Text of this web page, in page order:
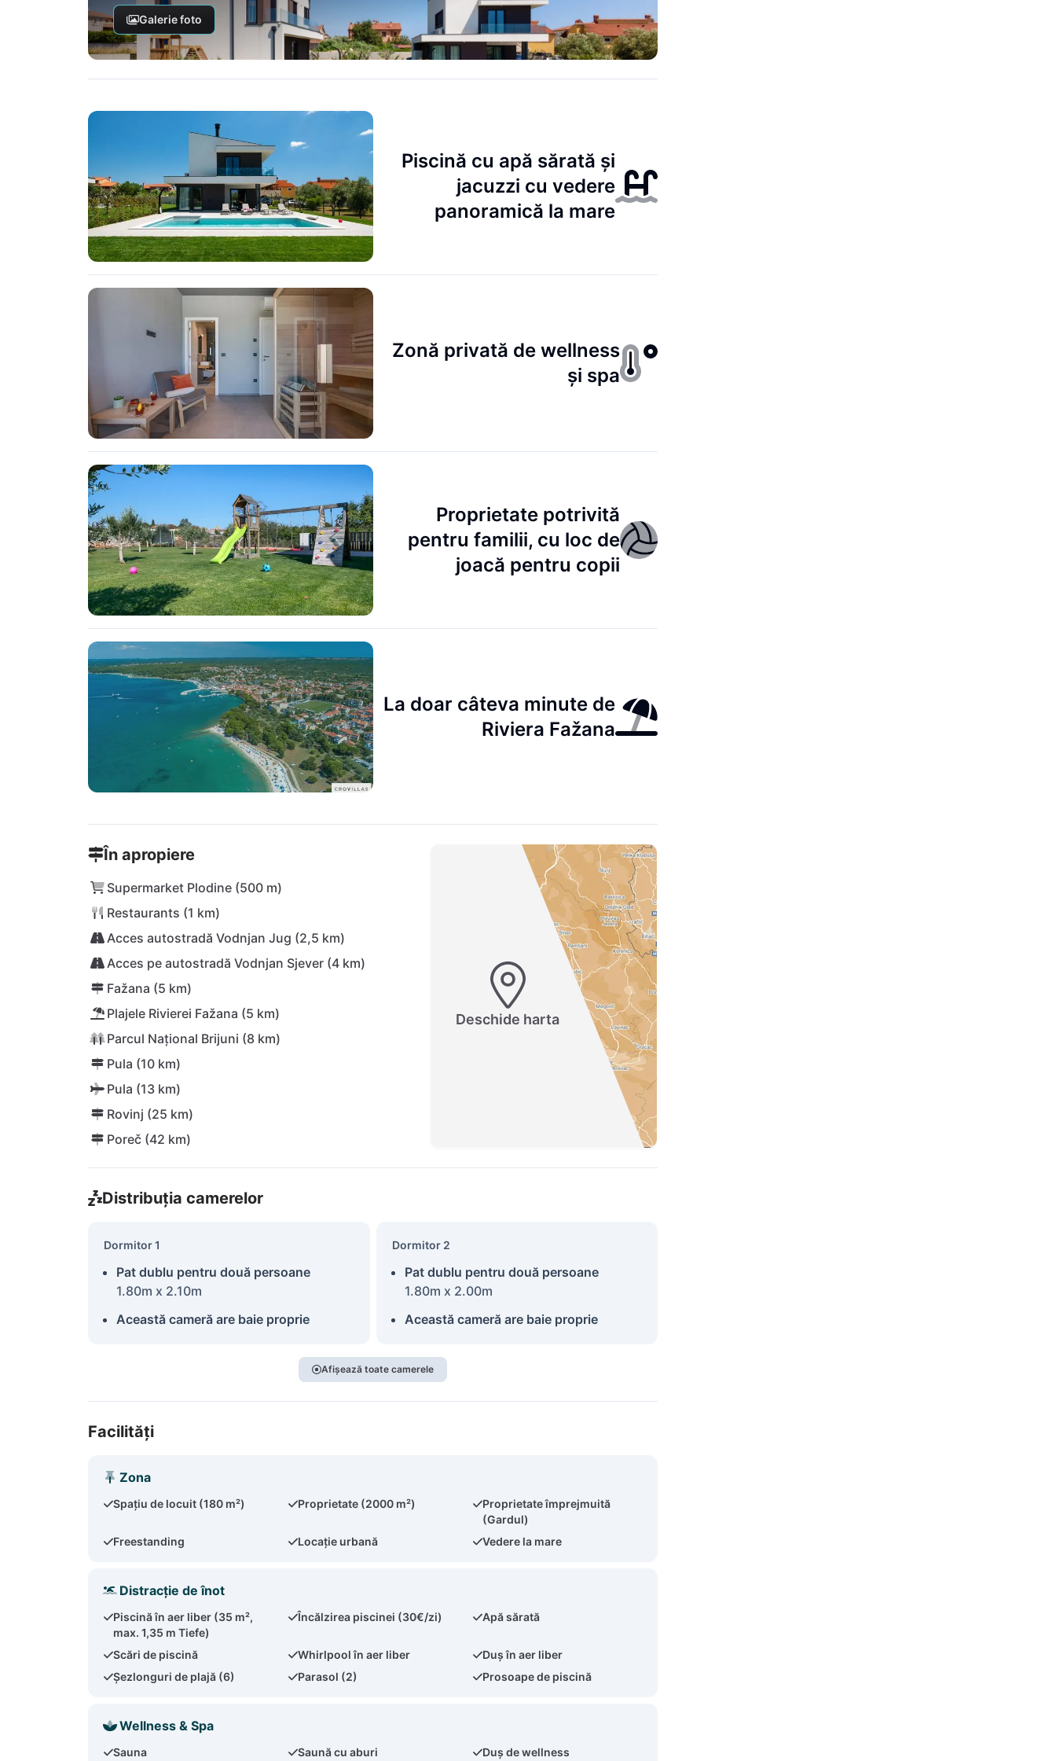
Galerie foto
Piscină cu apă sărată și
jacuzzi cu vedere
panoramică la mare
Zonă privată de wellness
și spa
Proprietate potrivită
pentru familii, cu loc de
joacă pentru copii
La doar câteva minute de
Riviera Fažana
În apropiere
Supermarket Plodine (500 m)
Restaurants (1 km)
Acces autostradă Vodnjan Jug (2,5 km)
Acces pe autostradă Vodnjan Sjever (4 km)
Fažana (5 km)
Plajele Rivierei Fažana (5 km)
Parcul Național Brijuni (8 km)
Pula (10 km)
Pula (13 km)
Rovinj (25 km)
Poreč (42 km)
Deschide harta
Distribuția camerelor
Dormitor 1
Pat dublu pentru două persoane
1.80m x 2.10m
Această cameră are baie proprie
Dormitor 2
Pat dublu pentru două persoane
1.80m x 2.00m
Această cameră are baie proprie
Afișează toate camerele
Facilități
Zona
Spațiu de locuit (180 m²) Proprietate (2000 m²)
Proprietate împrejmuită
(Gardul)
Freestanding
Locație urbană Vedere la mare
Distracție de înot
Piscină în aer liber (35 m²,
max. 1,35 m Tiefe)
Încălzirea piscinei (30€/zi) Apă sărată
Scări de piscină Whirlpool în aer liber
Duș în aer liber
Șezlonguri de plajă (6)
Parasol (2) Prosoape de piscină
Wellness & Spa
Sauna Saună cu aburi Duș de wellness